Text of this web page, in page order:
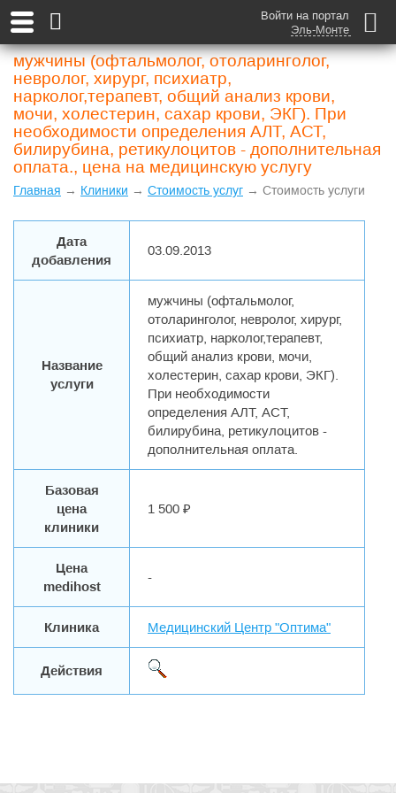
Войти на портал
Эль-Монте
мужчины (офтальмолог, отоларинголог,
невролог, хирург, психиатр,
нарколог,терапевт, общий анализ крови,
мочи, холестерин, сахар крови, ЭКГ). При
необходимости определения АЛТ, АСТ,
билирубина, ретикулоцитов - дополнительная
оплата., цена на медицинскую услугу
Главная → Клиники → Стоимость услуг → Стоимость услуги
Дата
добавления
03.09.2013
Название
услуги
мужчины (офтальмолог,
отоларинголог, невролог, хирург,
психиатр, нарколог,терапевт,
общий анализ крови, мочи,
холестерин, сахар крови, ЭКГ).
При необходимости
определения АЛТ, АСТ,
билирубина, ретикулоцитов -
дополнительная оплата.
Базовая
цена
клиники
1 500 ₽
Цена
medihost
-
Клиника Медицинский Центр "Оптима"
Действия